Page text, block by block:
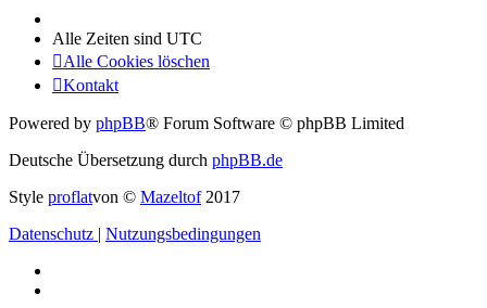
Alle Zeiten sind UTC
Alle Cookies löschen
Kontakt
Powered by phpBB® Forum Software © phpBB Limited
Deutsche Übersetzung durch phpBB.de
Style proflatvon © Mazeltof2017
Datenschutz | Nutzungsbedingungen